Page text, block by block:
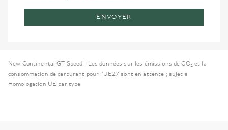
ENVOYER
New Continental GT Speed - Les données sur les émissions de CO₂ et la
consommation de carburant pour l'UE27 sont en attente ; sujet à
Homologation UE par type.